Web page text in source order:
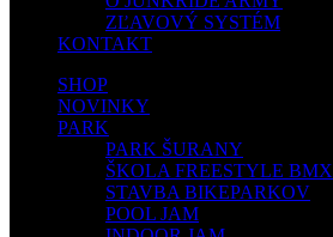
ZĽAVOVÝ SYSTÉM
KONTAKT
SHOP
NOVINKY
PARK
PARK ŠURANY
ŠKOLA FREESTYLE BMX
STAVBA BIKEPARKOV
POOL JAM